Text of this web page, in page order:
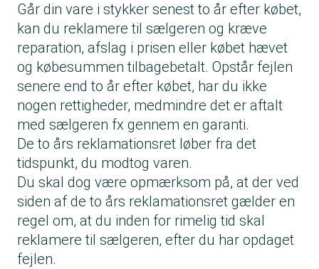
Går din vare i stykker senest to år efter købet,
kan du reklamere til sælgeren og kræve
reparation, afslag i prisen eller købet hævet
og købesummen tilbagebetalt. Opstår fejlen
senere end to år efter købet, har du ikke
nogen rettigheder, medmindre det er aftalt
med sælgeren fx gennem en garanti.
De to års reklamationsret løber fra det
tidspunkt, du modtog varen.
Du skal dog være opmærksom på, at der ved
siden af de to års reklamationsret gælder en
regel om, at du inden for rimelig tid skal
reklamere til sælgeren, efter du har opdaget
fejlen.